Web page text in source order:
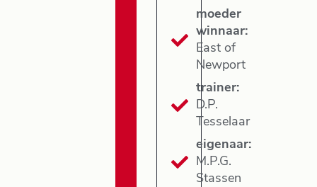
moeder
winnaar:
East of
Newport
trainer:
D.P.
Tesselaar
eigenaar:
M.P.G.
Stassen